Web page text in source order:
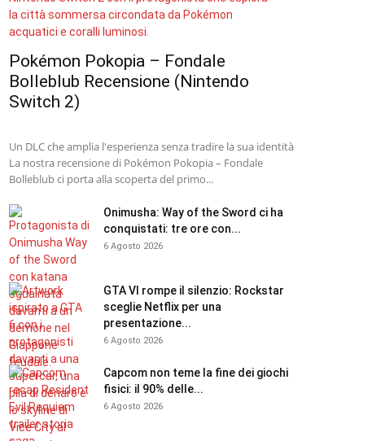
Pokémon Pokopia – Fondale
Bolleblub Recensione (Nintendo
Switch 2)
Un DLC che amplia l'esperienza senza tradire la sua identità
La nostra recensione di Pokémon Pokopia – Fondale
Bolleblub ci porta alla scoperta del primo...
Onimusha: Way of the Sword ci ha
conquistati: tre ore con...
6 Agosto 2026
GTA VI rompe il silenzio: Rockstar
sceglie Netflix per una
presentazione...
6 Agosto 2026
Capcom non teme la fine dei giochi
fisici: il 90% delle...
6 Agosto 2026